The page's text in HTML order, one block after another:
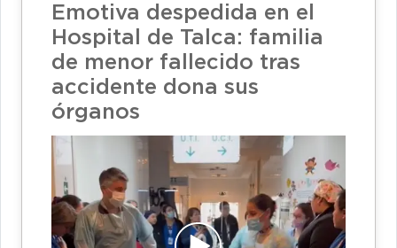
Emotiva despedida en el
Hospital de Talca: familia
de menor fallecido tras
accidente dona sus
órganos